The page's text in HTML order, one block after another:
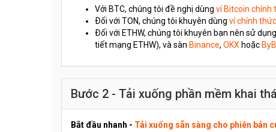
Với BTC, chúng tôi đề nghị dùng ví Bitcoin chính
Đối với TON, chúng tôi khuyên dùng ví chính
Đối với ETHW, chúng tôi khuyên bạn nên sử
tiết mạng ETHW), và sàn Binance, OKX hoặc
Bước 2 - Tải xuống phần mềm khai
Bắt đầu nhanh - Tải xuống sẵn sàng cho phiên bản